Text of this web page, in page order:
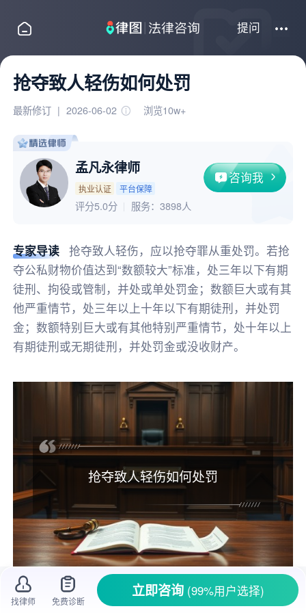
提问
抢夺致人轻伤如何处罚
最新修订 | 2026-06-02 浏览10w+
孟凡永律师
执业认证 平台保障
咨询我
评分5.0分 服务： 3898人
专家导读
抢夺致人轻伤，应以抢夺罪从重处罚。若抢
夺公私财物价值达到“数额较大”标准，处三年以下有期
徒刑、拘役或管制，并处或单处罚金；数额巨大或有其
他严重情节，处三年以上十年以下有期徒刑，并处罚
金；数额特别巨大或有其他特别严重情节，处十年以上
有期徒刑或无期徒刑，并处罚金或没收财产。
抢夺致人轻伤如何处罚
在街头或是一些人员密集的场所，有时会发
找律师 免费诊断
立即咨询 (99%用户选择)